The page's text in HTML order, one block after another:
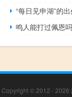
“每日见申湖”的
鸣人能打过佩恩
Copyright © 2012 - 2026